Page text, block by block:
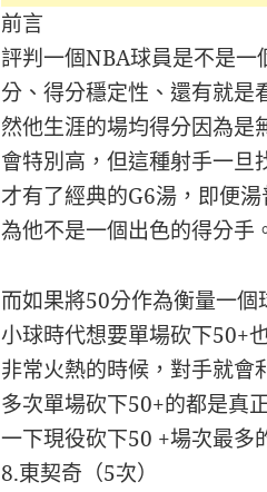
前言
評判一個NBA球員是不是
分、得分穩定性、還有就是
然他生涯的場均得分因為是
會特別高，但這種射手一旦
才有了經典的G6湯，即便
為他不是一個出色的得分手
而如果將50分作為衡量一
小球時代想要單場砍下50+
非常火熱的時候，對手就會
多次單場砍下50+的都是真
一下現役砍下50 +場次最多
8.東契奇（5次）